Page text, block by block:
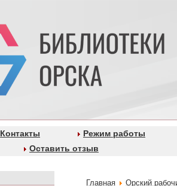
Контакты
Режим работы
Оставить отзыв
Главная
Орский